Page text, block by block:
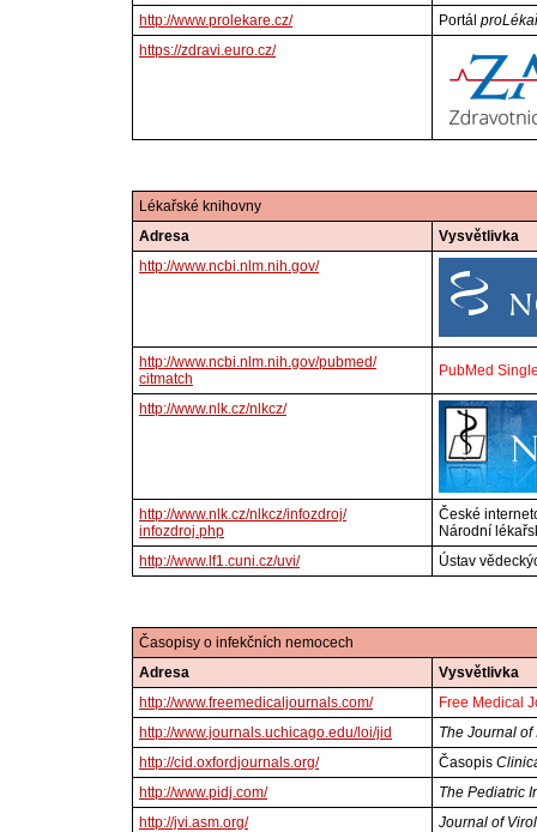
http://www.prolekare.cz/
Portál
https://zdravi.euro.cz/
Lékařské knihovny
Adresa
Vysvětlivka
http://www.ncbi.nlm.nih.gov/
http://www.ncbi.nlm.nih.gov/pubmed/
citmatch
PubMed
http://www.nlk.cz/nlkcz/
http://www.nlk.cz/nlkcz/infozdroj/
infozdroj.php
České
Národní
http://www.lf1.cuni.cz/uvi/
Ústav
Časopisy o infekčních nemocech
Adresa
Vysvětlivka
http://www.freemedicaljournals.com/
Free Medical
http://www.journals.uchicago.edu/loi/jid
The Journal
http://cid.oxfordjournals.org/
Časopis
http://www.pidj.com/
The Pediatric
http://jvi.asm.org/
Journal of